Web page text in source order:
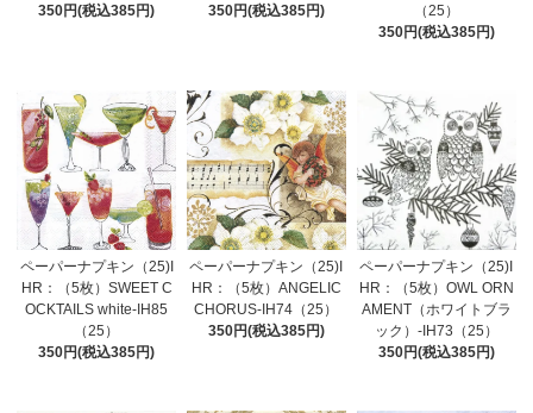
350円(税込385円)
350円(税込385円)
（25）
350円(税込385円)
ペーパーナプキン（25)I
HR：（5枚）SWEET C
OCKTAILS white-IH85
（25）
350円(税込385円)
ペーパーナプキン（25)I
HR：（5枚）ANGELIC
CHORUS-IH74（25）
350円(税込385円)
ペーパーナプキン（25)I
HR：（5枚）OWL ORN
AMENT（ホワイトブラ
ック）-IH73（25）
350円(税込385円)